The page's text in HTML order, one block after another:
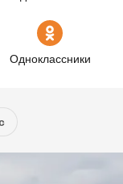
Одноклассники